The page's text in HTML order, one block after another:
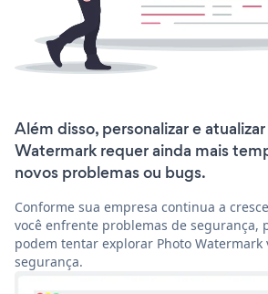
Além disso, personalizar e
Watermark requer ainda mais
novos problemas ou bugs.
Conforme sua empresa continua a
você enfrente problemas de segurança,
podem tentar explorar Photo
segurança.